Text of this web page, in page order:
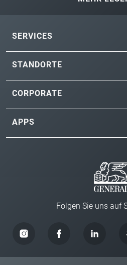
SERVICES
STANDORTE
CORPORATE
APPS
Folgen Sie uns auf